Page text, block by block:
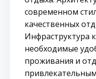
современном
качественных
Инфраструктура
необходимые
проживания и